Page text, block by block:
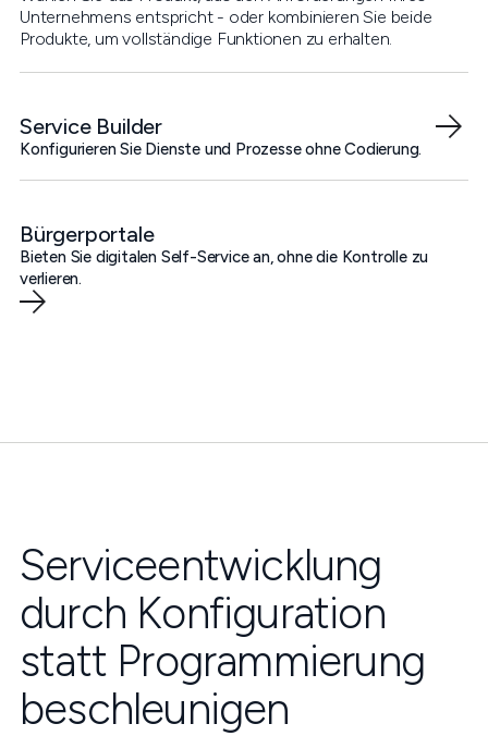
Unternehmens entspricht - oder kombinieren Sie beide
Produkte, um vollständige Funktionen zu erhalten.
Service Builder
Konfigurieren Sie Dienste und Prozesse ohne Codierung.
Bürgerportale
Bieten Sie digitalen Self-Service an, ohne die Kontrolle zu
verlieren.
Serviceentwicklung
durch Konfiguration
statt Programmierung
beschleunigen